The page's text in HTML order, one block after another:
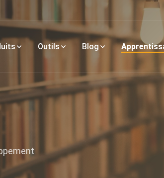
Outils Blog